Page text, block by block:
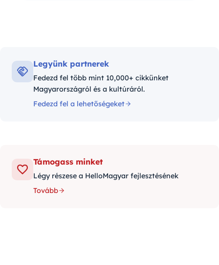
Legyünk partnerek
Fedezd fel több mint 10,000+ cikkünket
Magyarországról és a kultúráról.
Fedezd fel a lehetőségeket
Támogass minket
Légy részese a HelloMagyar fejlesztésének
Tovább